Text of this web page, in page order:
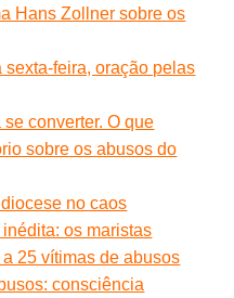
Hans Zollner sobre os
sexta-feira, oração pelas
converter. O que
sobre os abusos do
no caos
os maristas
25 vítimas de abusos
consciência